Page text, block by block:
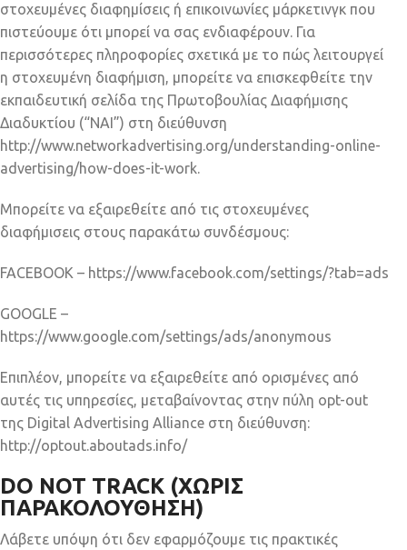
στοχευμένες διαφημίσεις ή επικοινωνίες μάρκετινγκ που
πιστεύουμε ότι μπορεί να σας ενδιαφέρουν. Για
περισσότερες πληροφορίες σχετικά με το πώς λειτουργεί
η στοχευμένη διαφήμιση, μπορείτε να επισκεφθείτε την
εκπαιδευτική σελίδα της Πρωτοβουλίας Διαφήμισης
Διαδυκτίου (“NAI”) στη διεύθυνση
http://www.networkadvertising.org/understanding-online-
advertising/how-does-it-work.
Μπορείτε να εξαιρεθείτε από τις στοχευμένες
διαφήμισεις στους παρακάτω συνδέσμους:
FACEBOOK – https://www.facebook.com/settings/?tab=ads
GOOGLE –
https://www.google.com/settings/ads/anonymous
Επιπλέον, μπορείτε να εξαιρεθείτε από ορισμένες από
αυτές τις υπηρεσίες, μεταβαίνοντας στην πύλη opt-out
της Digital Advertising Alliance στη διεύθυνση:
http://optout.aboutads.info/
DO NOT TRACK (ΧΩΡΙΣ
ΠΑΡΑΚΟΛΟΥΘΗΣΗ)
Λάβετε υπόψη ότι δεν εφαρμόζουμε τις πρακτικές